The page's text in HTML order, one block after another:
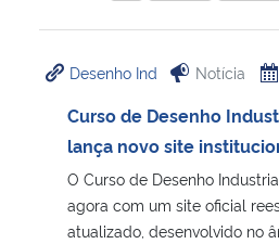
Desenho Ind Notícia
Curso de Desenho
lança novo site
O Curso de Desenho
agora com um site oficial
atualizado, desenvolvido no